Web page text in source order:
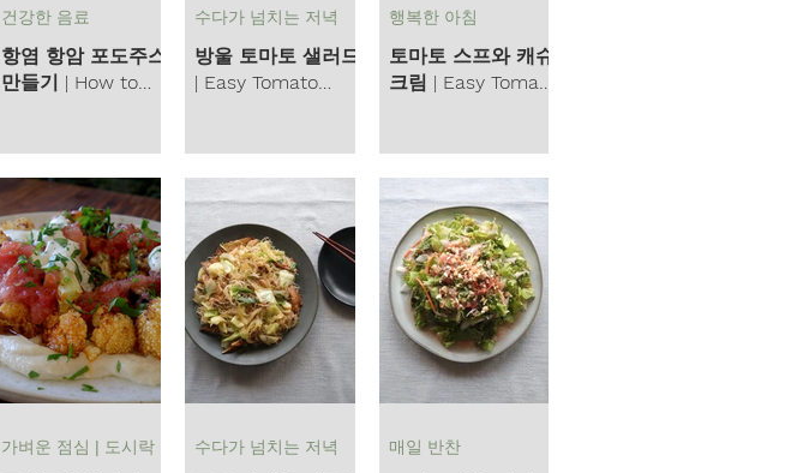
항염 항암 포도주스
만들기 | How to
cancer, anti-
inflammatory
grape juice
건강한 음료
방울 토마토 샐러드
| Easy Tomato
수다가 넘치는 저녁
토마토 스프와 캐슈
크림 | Easy Tomato
행복한 아침
가벼운 점심 | 도시락 수다가 넘치는 저녁 매일 반찬